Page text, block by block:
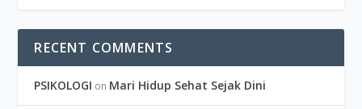
RECENT COMMENTS
PSIKOLOGI on Mari Hidup Sehat Sejak Dini